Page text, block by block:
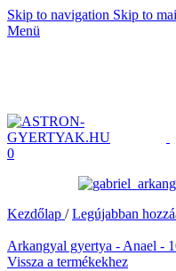
Skip to navigation Skip to
Menü
0
Kezdőlap / Legújabban
Arkangyal gyertya - Anael -
Vissza a termékekhez